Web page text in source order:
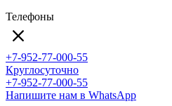
Телефоны
+7-952-77-000-55
Круглосуточно
+7-952-77-000-55
Напишите нам в WhatsApp